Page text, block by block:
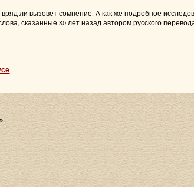
ли вызовет сомнение. А как же подробное
сказанные 80 лет назад автором русского
»